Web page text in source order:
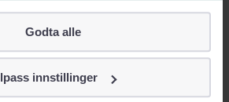
for personvern
på alvor
Godta alle
innstillinger